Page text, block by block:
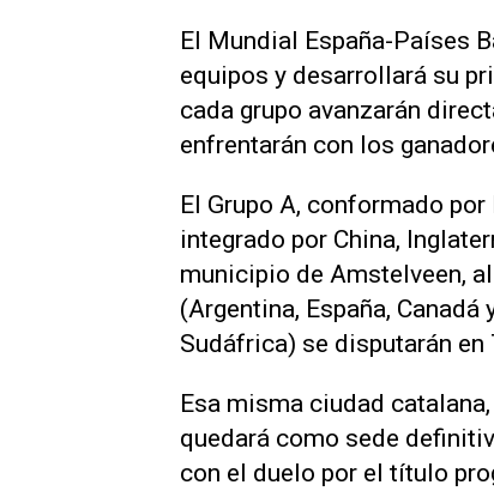
El Mundial España-Países
equipos y desarrollará su
cada grupo avanzarán
enfrentarán con los
El Grupo A, conformado
integrado por China,
municipio de Amstelveen,
(Argentina, España,
Sudáfrica) se disputarán
Esa misma ciudad
quedará como sede
con el duelo por el título